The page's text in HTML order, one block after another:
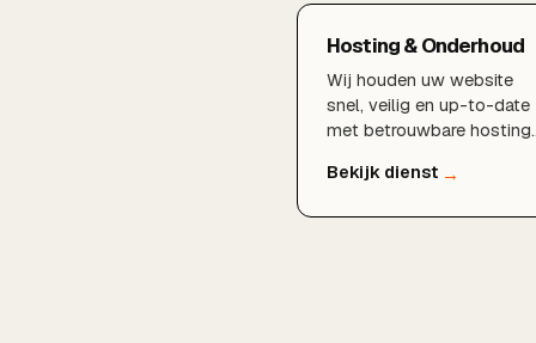
regelen het hele traject.
Hosting & Onderhoud
Wij houden uw website
snel, veilig en up-to-date
met betrouwbare hosting